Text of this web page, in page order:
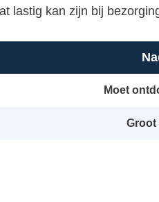
lastig kan zijn bij
Moet
Groot